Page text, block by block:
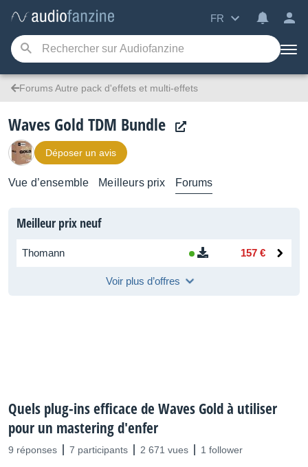
FR
Forums Autre pack d'effets et multi-effets
Waves Gold TDM Bundle
Déposer un avis
Vue d’ensemble Meilleurs prix Forums
Meilleur prix neuf
Thomann 157 €
Voir plus d’offres
Quels plug-ins efficace de Waves Gold à utiliser
pour un mastering d'enfer
9 réponses 7 participants 2 671 vues 1 follower